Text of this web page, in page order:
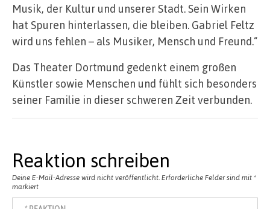
Musik, der Kultur und unserer Stadt. Sein Wirken
hat Spuren hinterlassen, die bleiben. Gabriel Feltz
wird uns fehlen – als Musiker, Mensch und Freund.“
Das Theater Dortmund gedenkt einem großen
Künstler sowie Menschen und fühlt sich besonders
seiner Familie in dieser schweren Zeit verbunden.
Reaktion schreiben
Deine E-Mail-Adresse wird nicht veröffentlicht. Erforderliche Felder sind mit *
markiert